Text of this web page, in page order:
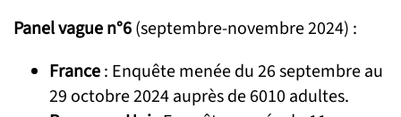
Panel vague n°6(septembre-novembre 2024) :
France: Enquête menée du 26 septembre au
29 octobre 2024 auprès de 6010 adultes.